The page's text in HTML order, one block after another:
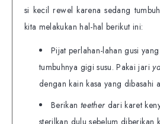
si kecil rewel karena sedang
kita melakukan hal-hal berikut ini:
Pijat perlahan-lahan gusi
tumbuhnya gigi susu. Pakai jari
dengan kain kasa yang dibasahi
Berikan teether dari karet